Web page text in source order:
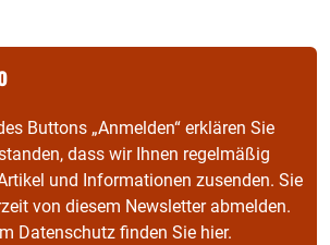
Buttons „Anmelden“ erklären Sie
dass wir Ihnen regelmäßig
und Informationen zusenden. Sie
von diesem Newsletter abmelden.
Datenschutz finden Sie hier.